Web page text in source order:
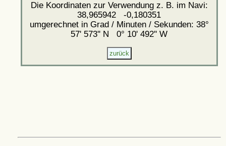
Die Koordinaten zur Verwendung z. B. im Navi:
38,965942 -0,180351
umgerechnet in Grad / Minuten / Sekunden: 38°
57' 573'' N 0° 10' 492'' W